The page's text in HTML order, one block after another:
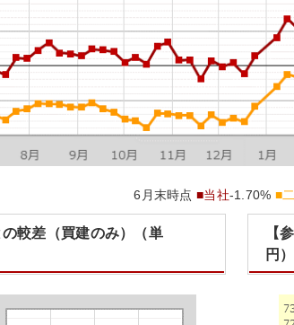
6月末時点■当社-1.70% ■
較差（買建のみ）（単
【
円）